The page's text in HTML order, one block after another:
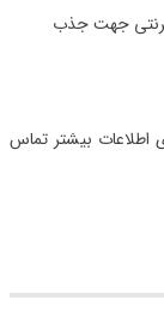
جهت جذب
اطلاعات بیشتر تماس